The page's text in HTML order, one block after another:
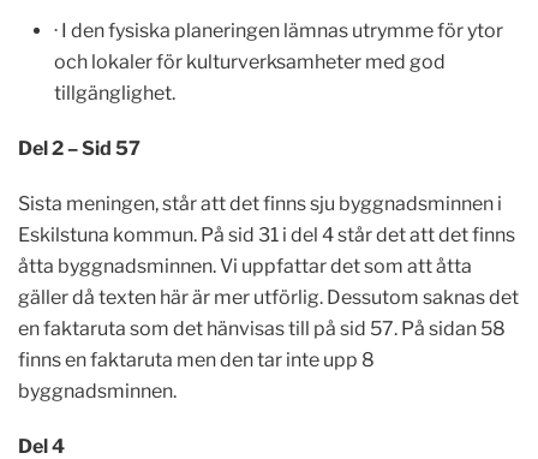
· I den fysiska planeringen lämnas utrymme för ytor
och lokaler för kulturverksamheter med god
tillgänglighet.
Del 2 – Sid 57
Sista meningen, står att det finns sju byggnadsminnen i
Eskilstuna kommun. På sid 31 i del 4 står det att det finns
åtta byggnadsminnen. Vi uppfattar det som att åtta
gäller då texten här är mer utförlig. Dessutom saknas det
en faktaruta som det hänvisas till på sid 57. På sidan 58
finns en faktaruta men den tar inte upp 8
byggnadsminnen.
Del 4